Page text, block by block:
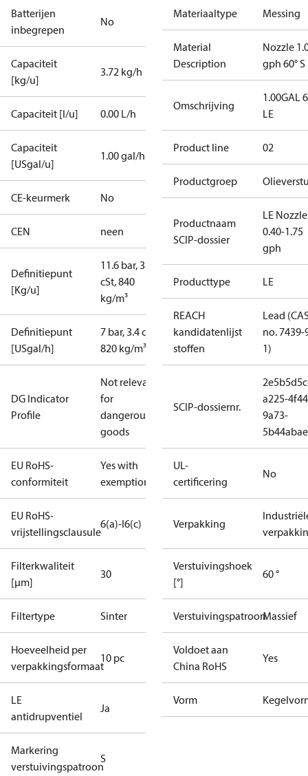
Batterijen
inbegrepen
No
Capaciteit
[kg/u]
3.72 kg/h
Capaciteit [l/u] 0.00 L/h
Capaciteit
[USgal/u]
1.00 gal/h
CE-keurmerk No
CEN neen
Definitiepunt
[Kg/u]
11.6 bar, 3.4
cSt, 840
kg/m³
Definitiepunt
[USgal/h]
7 bar, 3.4 cSt,
820 kg/m³
DG Indicator
Profile
Not relevant
for
dangerous
goods
EU RoHS-
conformiteit
Yes with
exemptions
EU RoHS-
vrijstellingsclausule
6(a)-I6(c)
Filterkwaliteit
[µm]
30
Filtertype Sinter
Hoeveelheid per
verpakkingsformaat
10 pc
LE
antidrupventiel
Ja
Markering
verstuivingspatroon
S
Materiaaltype Messing
Material
Description
Nozzle
gph 60° S
Omschrijving
1.00GAL
LE
Product line 02
Productgroep
Productnaam
SCIP-dossier
LE
0.40-1.75
gph
Producttype LE
REACH
kandidatenlijst
stoffen
Lead
no. 7439-
1)
SCIP-dossiernr.
a225-
9a73-
UL-
certificering
No
Verpakking
Verstuivingshoek
[°]
60 °
VerstuivingspatroonMassief
Voldoet aan
China RoHS
Yes
Vorm